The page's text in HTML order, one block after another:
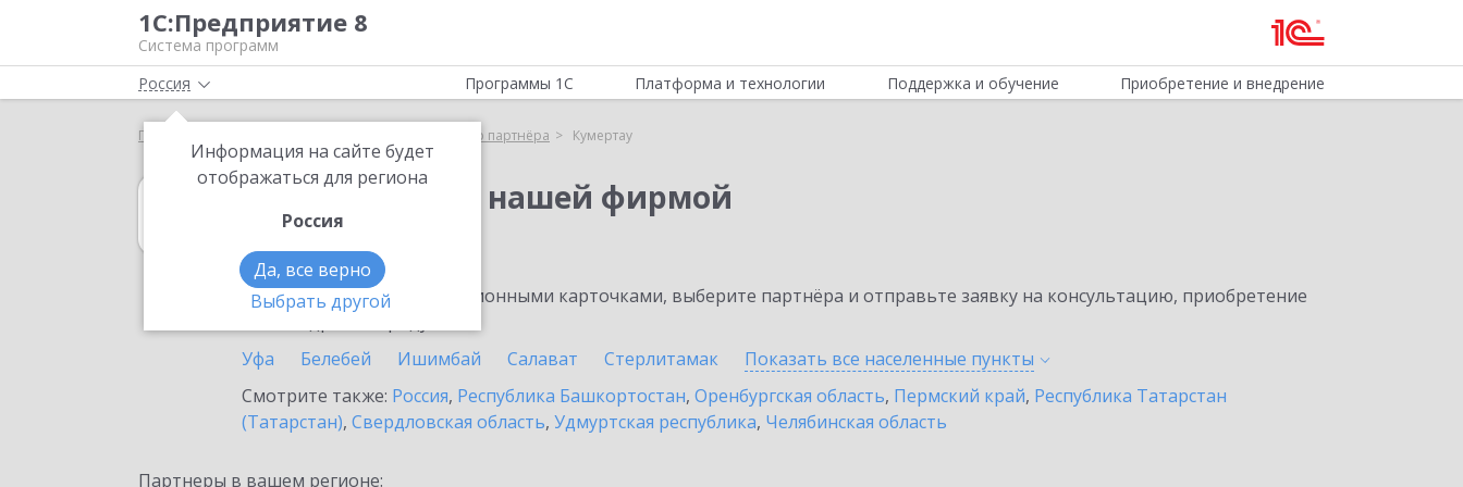
1С:Предприятие 8
Система программ
Россия
Информация на сайте будет
отображаться для региона
Россия
Да, все верно
Выбрать другой
Программы 1С Платформа и технологии Поддержка и обучение Приобретение и внедрение
Главная Выбор партнёра Кумертау
1С:Управление нашей фирмой
в Кумертау
Ознакомьтесь с информационными карточками, выберите партнёра и отправьте заявку на консультацию, приобретение
Уфа
Белебей Ишимбай Салават Стерлитамак Показать все населенные пункты
Смотрите также: Россия, Республика Башкортостан, Оренбургская область, Пермский край, Республика Татарстан
(Татарстан), Свердловская область, Удмуртская республика, Челябинская область
Партнеры в вашем регионе: